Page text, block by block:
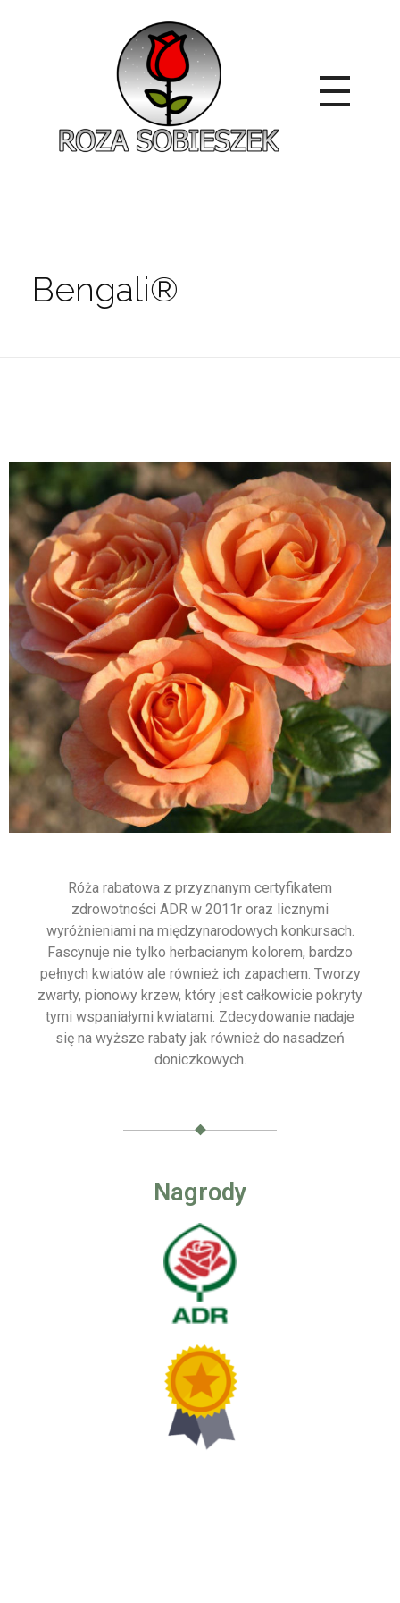
Bengali®
Róża rabatowa z przyznanym certyfikatem
zdrowotności ADR w 2011r oraz licznymi
wyróżnieniami na międzynarodowych konkursach.
Fascynuje nie tylko herbacianym kolorem, bardzo
pełnych kwiatów ale również ich zapachem. Tworzy
zwarty, pionowy krzew, który jest całkowicie pokryty
tymi wspaniałymi kwiatami. Zdecydowanie nadaje
się na wyższe rabaty jak również do nasadzeń
doniczkowych.
Nagrody